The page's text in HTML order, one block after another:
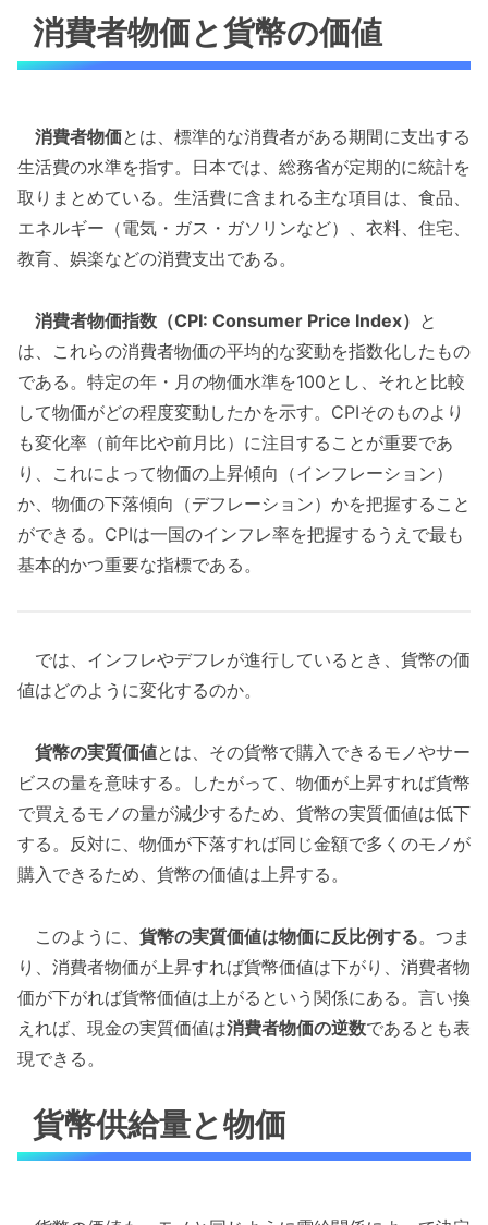
消費者物価と貨幣の価値
消費者物価とは、標準的な消費者がある期間に支出する
生活費の水準を指す。日本では、総務省が定期的に統計を
取りまとめている。生活費に含まれる主な項目は、食品、
エネルギー（電気・ガス・ガソリンなど）、衣料、住宅、
教育、娯楽などの消費支出である。
消費者物価指数（CPI: Consumer Price Index） と
は、これらの消費者物価の平均的な変動を指数化したもの
である。特定の年・月の物価水準を100とし、それと比較
して物価がどの程度変動したかを示す。CPIそのものより
も変化率（前年比や前月比）に注目することが重要であ
り、これによって物価の上昇傾向（インフレーション）
か、物価の下落傾向（デフレーション）かを把握すること
ができる。CPIは一国のインフレ率を把握するうえで最も
基本的かつ重要な指標である。
では、インフレやデフレが進行しているとき、貨幣の価
値はどのように変化するのか。
貨幣の実質価値とは、その貨幣で購入できるモノやサー
ビスの量を意味する。したがって、物価が上昇すれば貨幣
で買えるモノの量が減少するため、貨幣の実質価値は低下
する。反対に、物価が下落すれば同じ金額で多くのモノが
購入できるため、貨幣の価値は上昇する。
このように、 貨幣の実質価値は物価に反比例する。つま
り、消費者物価が上昇すれば貨幣価値は下がり、消費者物
価が下がれば貨幣価値は上がるという関係にある。言い換
えれば、現金の実質価値は消費者物価の逆数であるとも表
現できる。
貨幣供給量と物価